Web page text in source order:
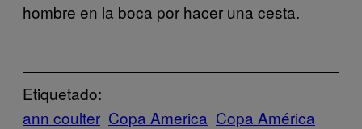
hombre en la boca por hacer una cesta.
Etiquetado:
ann coulter Copa America Copa América